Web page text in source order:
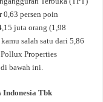
0,63 persen poin
juta orang (1,98
salah satu dari 5,86
Properties
bawah ini.
Tbk